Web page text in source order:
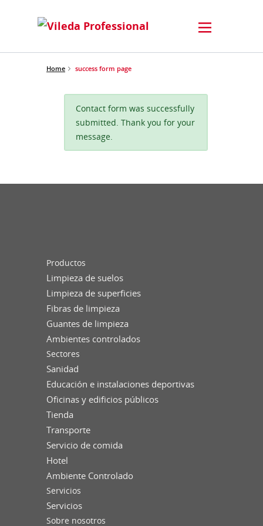
Home success form page
Contact form was successfully
submitted. Thank you for your
message.
Productos
Limpieza de suelos
Limpieza de superficies
Fibras de limpieza
Guantes de limpieza
Ambientes controlados
Sectores
Sanidad
Educación e instalaciones deportivas
Oficinas y edificios públicos
Tienda
Transporte
Servicio de comida
Hotel
Ambiente Controlado
Servicios
Servicios
Sobre nosotros